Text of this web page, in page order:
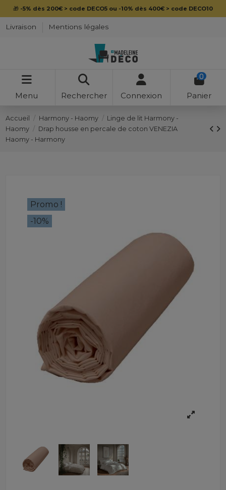
🎁 -5% dès 200€ > code DECO5 ou -10% dès 400€ > code DECO10
Livraison Mentions légales
Menu Rechercher Connexion
0
Panier
Accueil Harmony - Haomy
Linge de lit Harmony -
Haomy
Drap housse en percale de coton VENEZIA
Haomy - Harmony
Promo !
-10%